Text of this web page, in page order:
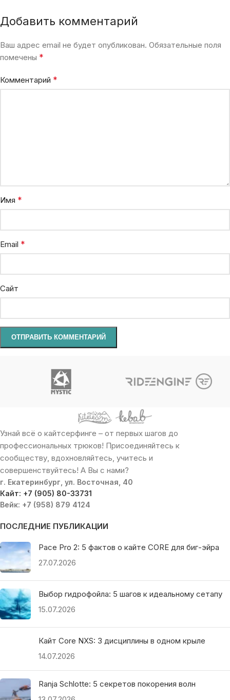
Добавить комментарий
Ваш адрес email не будет опубликован. Обязательные поля
помечены *
Комментарий *
Имя *
Email *
Сайт
Узнай всё о кайтсерфинге – от первых шагов до
профессиональных трюков! Присоединяйтесь к
сообществу, вдохновляйтесь, учитесь и
совершенствуйтесь! А Вы с нами?
г. Екатеринбург, ул. Восточная, 40
Кайт: +7 (905) 80-33731
Вейк: +7 (958) 879 4124
ПОСЛЕДНИЕ ПУБЛИКАЦИИ
Pace Pro 2: 5 фактов о кайте CORE для биг-эйра
27.07.2026
Выбор гидрофойла: 5 шагов к идеальному сетапу
15.07.2026
Кайт Core NXS: 3 дисциплины в одном крыле
14.07.2026
Ranja Schlotte: 5 секретов покорения волн